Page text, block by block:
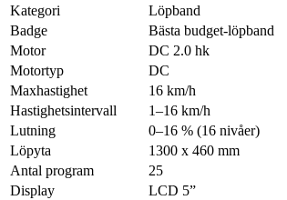
Kategori
Löpband
Badge
Bästa budget-löpband
Motor
DC 2.0 hk
Motortyp
DC
Maxhastighet
16 km/h
Hastighetsintervall
1–16 km/h
Lutning
0–16 % (16 nivåer)
Löpyta
1300 x 460 mm
Antal program
25
Display
LCD 5”